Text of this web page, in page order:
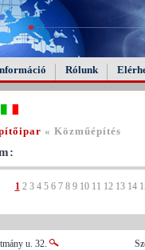
Rólunk
« Közműépítés
1 2 3 4 5 6 7 8 9 10 11 12 13 14
u. 32.